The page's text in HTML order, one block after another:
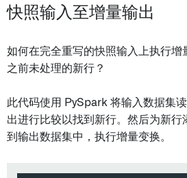
快照输入至增量输出
如何在完全重写的快照输入上执行增
之前未处理的新行？
此代码使用 PySpark 将输入数据集
出进行比较以找到新行。然后为新行
到输出数据集中，执行增量变换。